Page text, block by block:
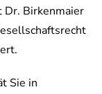
Dr. Birkenmaier
Sie in